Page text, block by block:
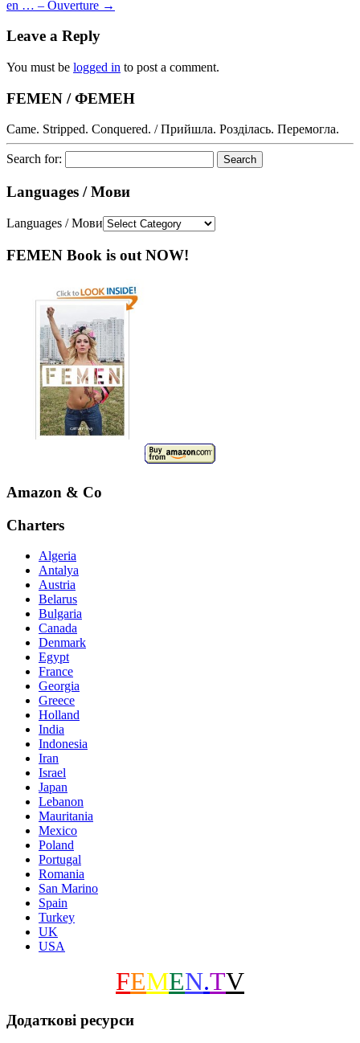
en … – Ouverture →
Leave a Reply
You must be logged in to post a comment.
FEMEN / ФЕМЕН
Came. Stripped. Conquered. / Прийшла. Розділась. Перемогла.
Search for:
Languages / Мови
Languages / Мови
FEMEN Book is out NOW!
Amazon & Co
Charters
Algeria
Antalya
Austria
Belarus
Bulgaria
Canada
Denmark
Egypt
France
Georgia
Greece
Holland
India
Indonesia
Iran
Israel
Japan
Lebanon
Mauritania
Mexico
Poland
Portugal
Romania
San Marino
Spain
Turkey
UK
USA
FEMEN.TV
Додаткові ресурси